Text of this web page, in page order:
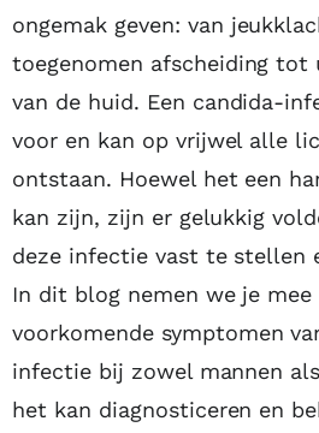
ongemak geven: van
toegenomen afscheiding
van de huid. Een candida-
voor en kan op vrijwel alle
ontstaan. Hoewel het een
kan zijn, zijn er gelukkig
deze infectie vast te stellen
In dit blog nemen we je mee
voorkomende symptomen
infectie bij zowel mannen
het kan diagnosticeren en